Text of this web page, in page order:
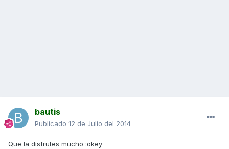
bautis
Publicado 12 de Julio del 2014
Que la disfrutes mucho :okey